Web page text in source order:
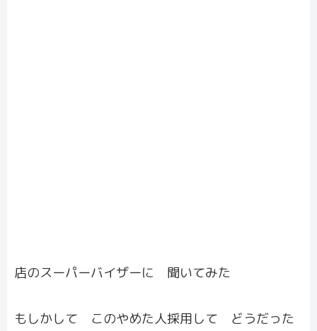
店のスーパーバイザーに 聞いてみた
もしかして このやめた人採用して どうだった